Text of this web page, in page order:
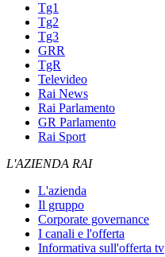
Tg1
Tg2
Tg3
GRR
TgR
Televideo
Rai News
Rai Parlamento
GR Parlamento
Rai Sport
L'AZIENDA RAI
L'azienda
Il gruppo
Corporate governance
I canali e l'offerta
Informativa sull'offerta tv